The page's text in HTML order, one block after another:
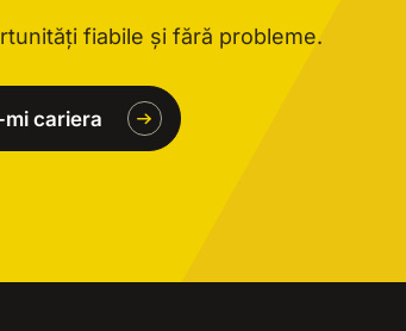
fiabile și fără probleme.
cariera